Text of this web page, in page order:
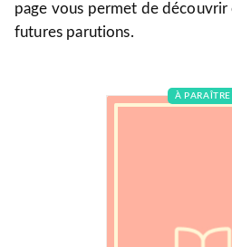
page vous permet de découvrir
futures parutions.
À PARAÎTRE